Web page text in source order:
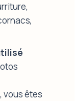
vous êtes